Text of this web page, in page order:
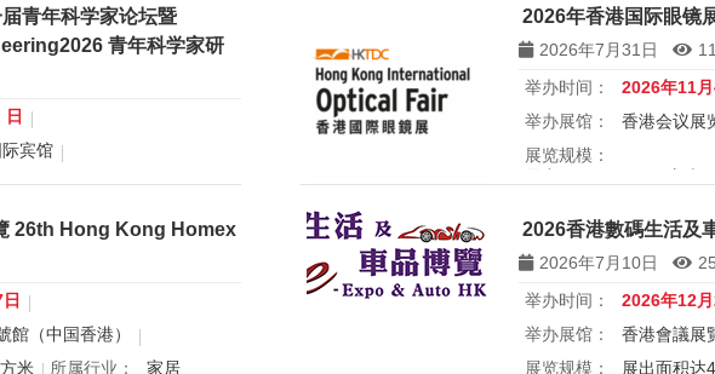
青年科学家论坛暨
青年科学家研
宾馆
业：
微米纳米技术学会
科学家论坛暨
青年科学家研讨会
2026年香港国际眼
2026年7月31日
举办时间：
2026年11
举办展馆：
香港会议展
展览规模：
办，为期三天，是亚洲最
国际认证。展会特设品牌
球视光产品供应商，并配
创造高效的跨境商贸与
26th Hong Kong Homex
館（中国香港）
米
所属行业： 家居
2026香港數碼生活及
2026年7月10日
举办时间：
2026年12
举办展馆：
香港會議展
展览规模：
展出面积达